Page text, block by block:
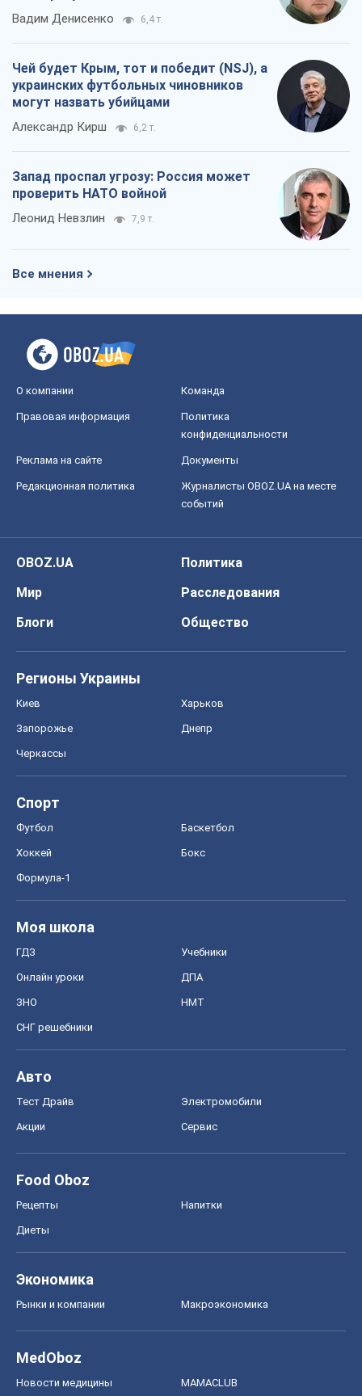
Вадим Денисенко 6,4 т.
Чей будет Крым, тот и победит (NSJ), а
украинских футбольных чиновников
могут назвать убийцами
Александр Кирш 6,2 т.
Запад проспал угрозу: Россия может
проверить НАТО войной
Леонид Невзлин 7,9 т.
Все мнения
О компании Команда
Правовая информация
Политика
конфиденциальности
Реклама на сайте Документы
Редакционная политика
Журналисты OBOZ.UA на месте
событий
OBOZ.UA
Политика
Мир
Расследования
Блоги
Общество
Регионы Украины
Киев Харьков
Запорожье Днепр
Черкассы
Спорт
Футбол Баскетбол
Хоккей Бокс
Формула-1
Моя школа
ГДЗ Учебники
Онлайн уроки ДПА
ЗНО НМТ
СНГ решебники
Авто
Тест Драйв Электромобили
Акции Сервис
Food Oboz
Рецепты Напитки
Диеты
Экономика
Рынки и компании Mакроэкономика
MedOboz
Новости медицины MAMACLUB